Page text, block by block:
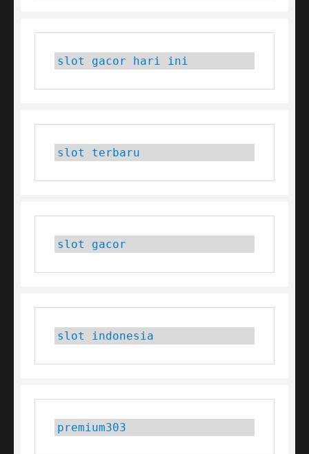
slot gacor hari ini
slot terbaru
slot gacor
slot indonesia
premium303